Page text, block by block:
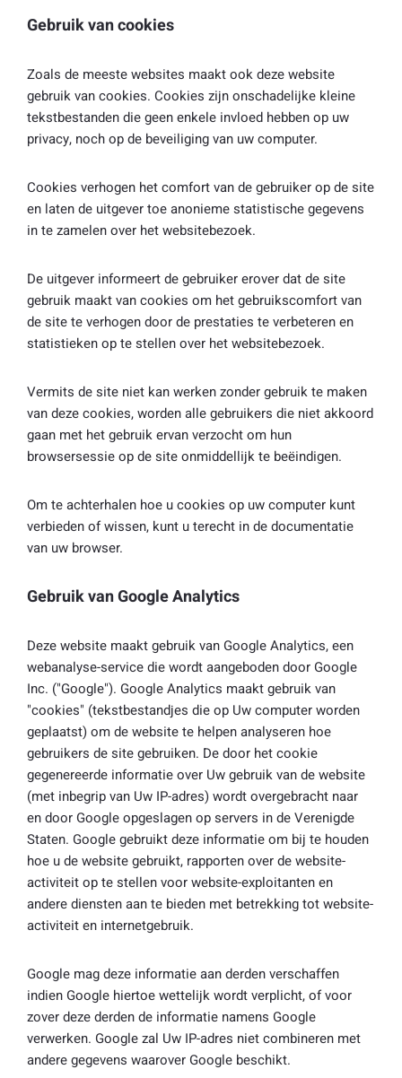
Gebruik van cookies
Zoals de meeste websites maakt ook deze website
gebruik van cookies. Cookies zijn onschadelijke kleine
tekstbestanden die geen enkele invloed hebben op uw
privacy, noch op de beveiliging van uw computer.
Cookies verhogen het comfort van de gebruiker op de site
en laten de uitgever toe anonieme statistische gegevens
in te zamelen over het websitebezoek.
De uitgever informeert de gebruiker erover dat de site
gebruik maakt van cookies om het gebruikscomfort van
de site te verhogen door de prestaties te verbeteren en
statistieken op te stellen over het websitebezoek.
Vermits de site niet kan werken zonder gebruik te maken
van deze cookies, worden alle gebruikers die niet akkoord
gaan met het gebruik ervan verzocht om hun
browsersessie op de site onmiddellijk te beëindigen.
Om te achterhalen hoe u cookies op uw computer kunt
verbieden of wissen, kunt u terecht in de documentatie
van uw browser.
Gebruik van Google Analytics
Deze website maakt gebruik van Google Analytics, een
webanalyse-service die wordt aangeboden door Google
Inc. ("Google"). Google Analytics maakt gebruik van
"cookies" (tekstbestandjes die op Uw computer worden
geplaatst) om de website te helpen analyseren hoe
gebruikers de site gebruiken. De door het cookie
gegenereerde informatie over Uw gebruik van de website
(met inbegrip van Uw IP-adres) wordt overgebracht naar
en door Google opgeslagen op servers in de Verenigde
Staten. Google gebruikt deze informatie om bij te houden
hoe u de website gebruikt, rapporten over de website-
activiteit op te stellen voor website-exploitanten en
andere diensten aan te bieden met betrekking tot website-
activiteit en internetgebruik.
Google mag deze informatie aan derden verschaffen
indien Google hiertoe wettelijk wordt verplicht, of voor
zover deze derden de informatie namens Google
verwerken. Google zal Uw IP-adres niet combineren met
andere gegevens waarover Google beschikt.